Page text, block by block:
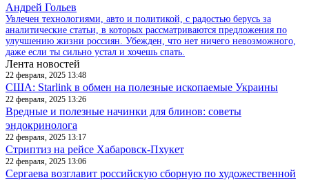
Андрей Гольев
Увлечен технологиями, авто и политикой, с радостью берусь за
аналитические статьи, в которых рассматриваются предложения по
улучшению жизни россиян. Убежден, что нет ничего невозможного,
даже если ты сильно устал и хочешь спать.
Лента новостей
22 февраля, 2025 13:48
США: Starlink в обмен на полезные ископаемые Украины
22 февраля, 2025 13:26
Вредные и полезные начинки для блинов: советы
эндокринолога
22 февраля, 2025 13:17
Стриптиз на рейсе Хабаровск-Пхукет
22 февраля, 2025 13:06
Сергаева возглавит российскую сборную по художественной